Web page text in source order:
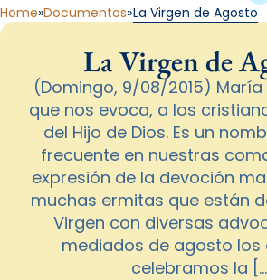
Home Documentos La Virgen de Agosto
La Virgen de
(Domingo, 9/08/2015)
que nos evoca, a los
del Hijo de Dios. Es un
frecuente en nuestras
expresión de la devoción
muchas ermitas que están
Virgen con diversas
mediados de agosto los
celebramos la